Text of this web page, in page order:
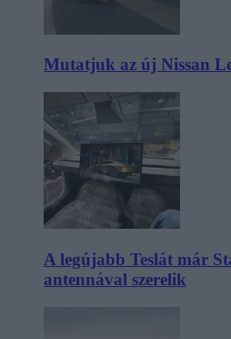
Mutatjuk az új Nissan
A legújabb Teslát már
antennával szerelik